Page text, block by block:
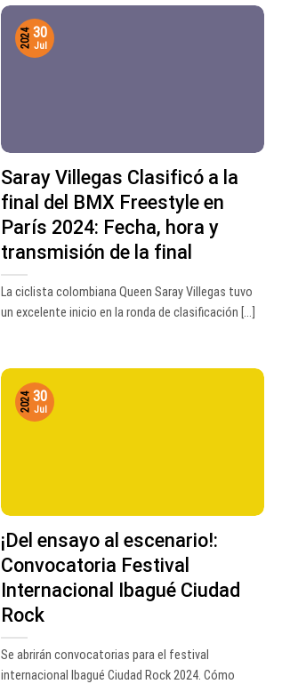
Saray Villegas Clasificó a la
final del BMX Freestyle en
París 2024: Fecha, hora y
transmisión de la final
La ciclista colombiana Queen Saray Villegas tuvo
un excelente inicio en la ronda de clasificación [...]
30
Jul
2024
¡Del ensayo al escenario!:
Convocatoria Festival
Internacional Ibagué Ciudad
Rock
Se abrirán convocatorias para el festival
internacional Ibagué Ciudad Rock 2024. Cómo
30
Jul
2024